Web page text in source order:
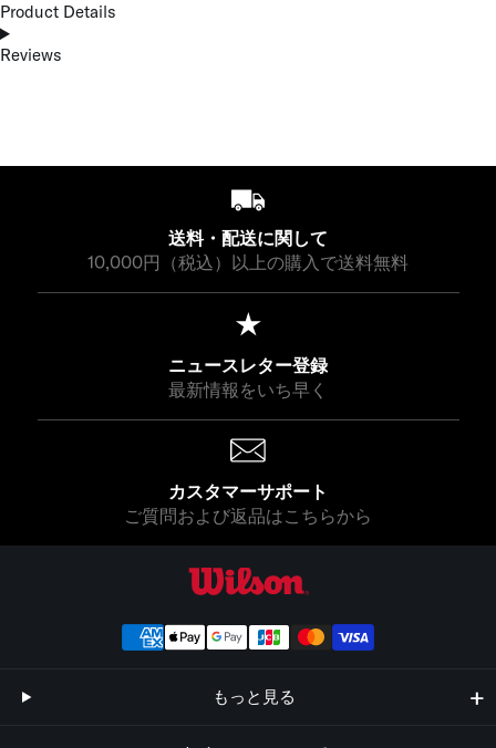
Product Details
Reviews
送料・配送に関して
10,000円（税込）以上の購入で送料無料
ニュースレター登録
最新情報をいち早く
カスタマーサポート
ご質問および返品はこちらから
もっと見る